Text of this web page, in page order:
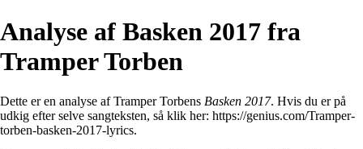
Analyse af Basken 2017 fra
Tramper Torben
Dette er en analyse af Tramper Torbens Basken 2017. Hvis du er på
udkig efter selve sangteksten, så klik her: https://genius.com/Tramper-
torben-basken-2017-lyrics.